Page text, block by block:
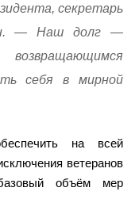
секретарь
— Наш долг —
себя в мирной
на всей
ветеранов
объём мер